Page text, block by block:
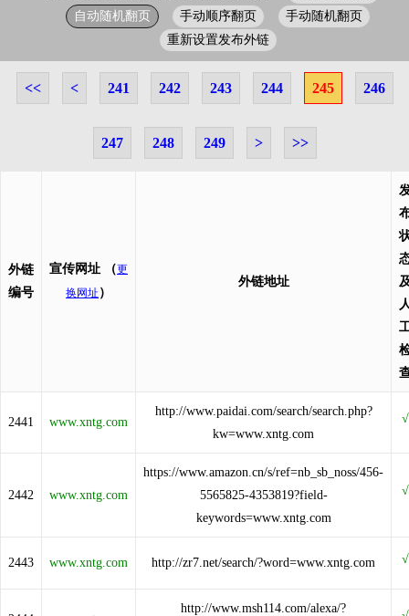
自动随机翻页
手动顺序翻页
手动随机翻页
重新设置发布外链
<< < 241 242 243 244 245 246
247 248 249 > >>
外链
编号
宣传网址 （更
换网址 ）
外链地址
2441 www.xntg.com
http://www.paidai.com/search/search.php?
kw=www.xntg.com
2442 www.xntg.com
https://www.amazon.cn/s/ref=nb_sb_noss/456-
5565825-4353819?field-
keywords=www.xntg.com
2443 www.xntg.com http://zr7.net/search/?word=www.xntg.com
http://www.msh114.com/alexa/?